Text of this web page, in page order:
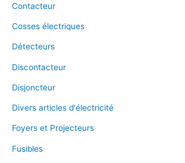
Contacteur
Cosses électriques
Détecteurs
Discontacteur
Disjoncteur
Divers articles d'électricité
Foyers et Projecteurs
Fusibles